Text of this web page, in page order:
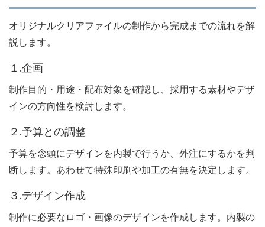
オリジナルクリアファイルの制作から完成までの流れを解
説します。
１.企画
制作目的・用途・配布対象を確認し、採用する素材やデザ
インの方向性を検討します。
２.予算との調整
予算を念頭にデザインを内製で行うか、外注にするかを判
断します。あわせて特殊印刷や加工の有無を決定します。
３.デザイン作成
制作に必要なロゴ・画像のデザインを作成します。内製の